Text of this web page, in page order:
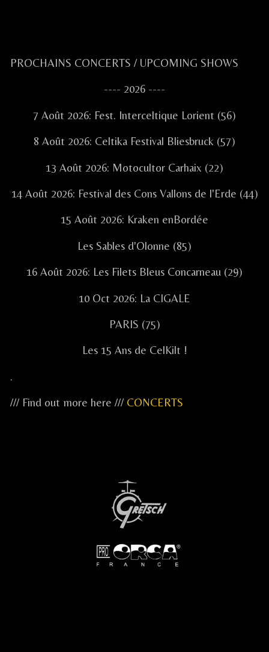
Primary
PROCHAINS CONCERTS / UPCOMING SHOWS
---- 2026 ----
7 Août 2026: Fest. Interceltique Lorient (56)
8 Août 2026: Celtika Festival Bliesbruck (57)
13 Août 2026: Motocultor Carhaix (22)
14 Août 2026: Festival des Cons Vallons de l'Erde (44)
15 Août 2026: Kraken enBordée
Les Sables d'Olonne (85)
16 Août 2026: Les Filets Bleus Concarneau (29)
10 Oct 2026: La CIGALE
PARIS (75)
Les 15 Ans de CelKilt !
.
/// Find out more here /// CONCERTS